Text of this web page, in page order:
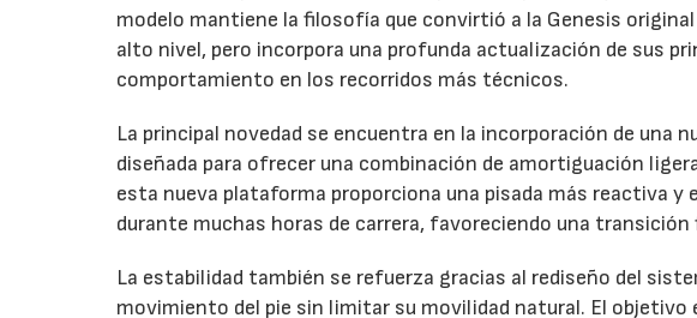
modelo mantiene la filosofía que convirtió a la Genesis
alto nivel, pero incorpora una profunda actualización de sus
comportamiento en los recorridos más técnicos.
La principal novedad se encuentra en la incorporación de una
diseñada para ofrecer una combinación de amortiguación
esta nueva plataforma proporciona una pisada más reactiva
durante muchas horas de carrera, favoreciendo una
La estabilidad también se refuerza gracias al rediseño del
movimiento del pie sin limitar su movilidad natural. El